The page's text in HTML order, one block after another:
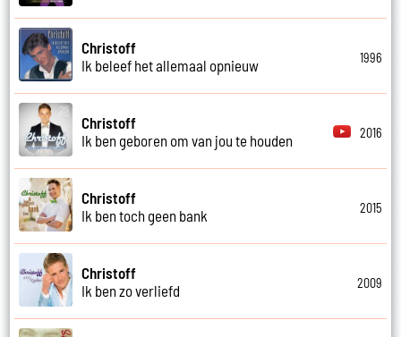
Christoff
Ik beleef het allemaal opnieuw
1996
Christoff
Ik ben geboren om van jou te houden
2016
Christoff
Ik ben toch geen bank
2015
Christoff
Ik ben zo verliefd
2009